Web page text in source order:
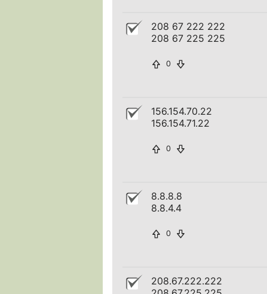
208 67 222 222
208 67 225 225
0
156.154.70.22
156.154.71.22
0
8.8.8.8
8.8.4.4
0
208.67.222.222